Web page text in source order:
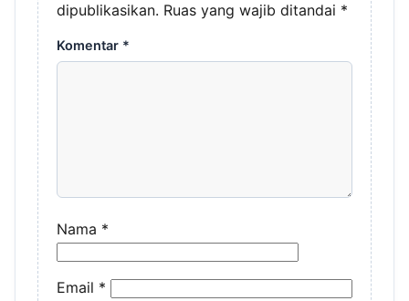
dipublikasikan. Ruas yang wajib ditandai *
Komentar *
Nama *
Email *